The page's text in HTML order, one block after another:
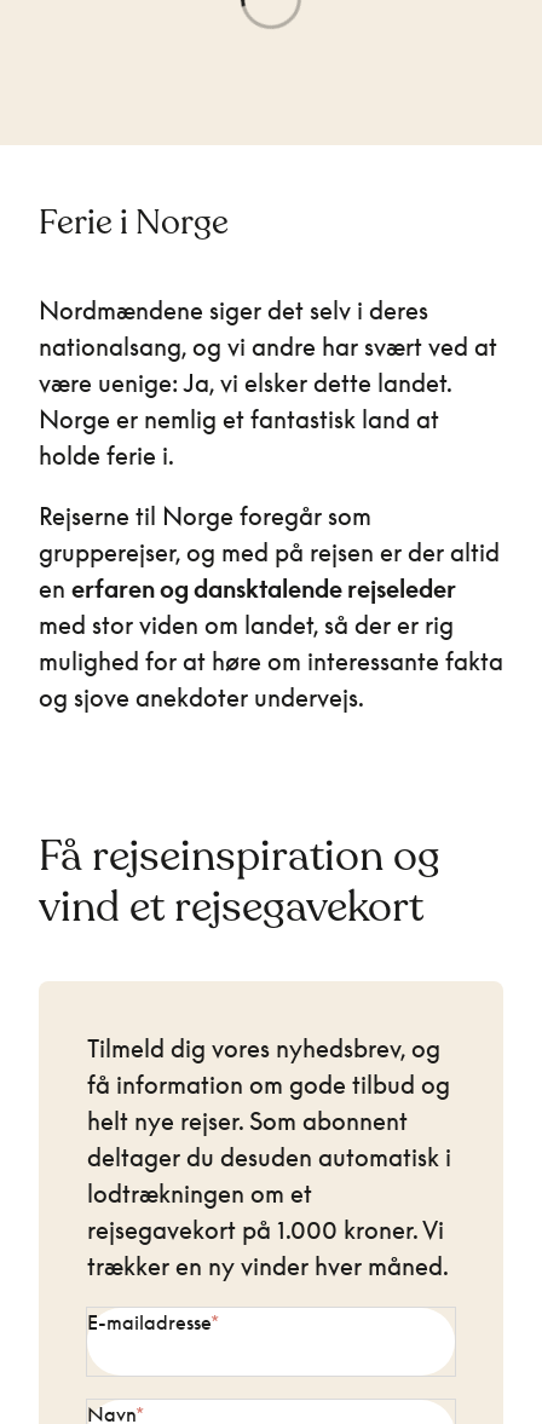
Ferie i Norge
Nordmændene siger det selv i deres
nationalsang, og vi andre har svært ved at
være uenige: Ja, vi elsker dette landet.
Norge er nemlig et fantastisk land at
holde ferie i.
Rejserne til Norge foregår som
grupperejser, og med på rejsen er der altid
en erfaren og dansktalende rejseleder
med stor viden om landet, så der er rig
mulighed for at høre om interessante fakta
og sjove anekdoter undervejs.
Få rejseinspiration og
vind et rejsegavekort
Tilmeld dig vores nyhedsbrev, og
få information om gode tilbud og
helt nye rejser. Som abonnent
deltager du desuden automatisk i
lodtrækningen om et
rejsegavekort på 1.000 kroner. Vi
trækker en ny vinder hver måned.
E-mailadresse
Navn